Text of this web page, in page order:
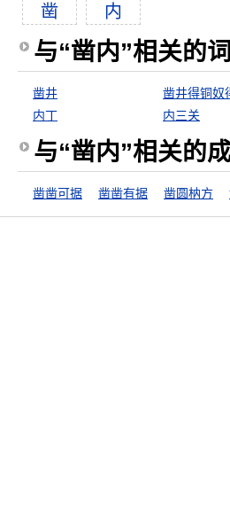
凿 内
与“凿内”相关的
凿井 凿井得铜奴
内丁
内三关
与“凿内”相关的
凿凿可据 凿凿有据 凿圆枘方